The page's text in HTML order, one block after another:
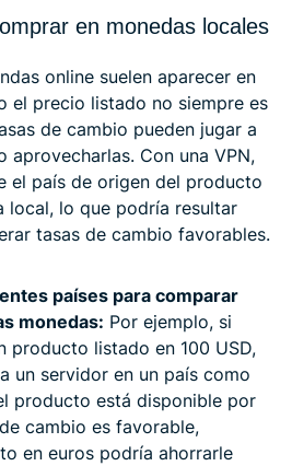
en monedas locales
online suelen aparecer en
el precio listado no siempre es
de cambio pueden jugar a
aprovecharlas. Con una VPN,
el país de origen del producto
local, lo que podría resultar
tasas de cambio favorables.
países para comparar
monedas: Por ejemplo, si
producto listado en 100 USD,
un servidor en un país como
producto está disponible por
cambio es favorable,
en euros podría ahorrarle